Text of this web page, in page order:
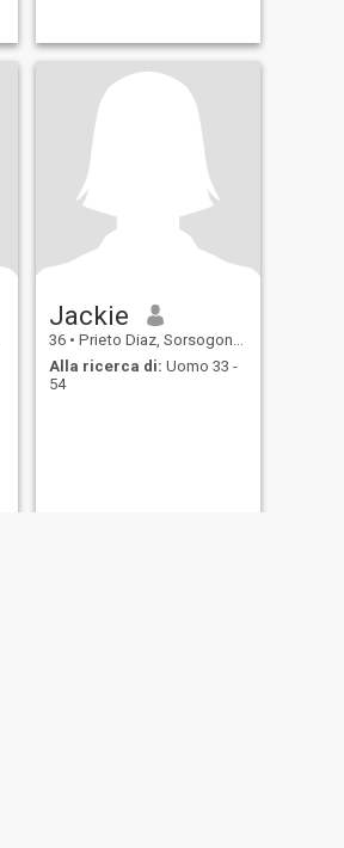
Jackie
36 • Prieto Diaz, Sorsogon, Filippine
Alla ricerca di: Uomo 33 -
54